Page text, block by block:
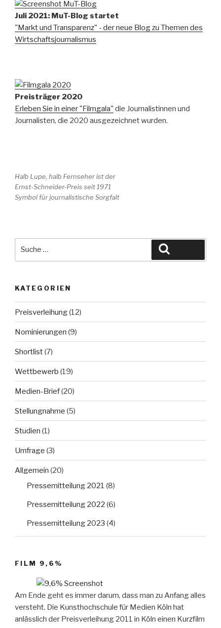
Juli 2021: MuT-Blog startet
"Markt und Transparenz" - der neue Blog zu Themen des
Wirtschaftsjournalismus
Preisträger 2020
Erleben Sie in einer "Filmgala" die Journalistinnen und
Journalisten, die 2020 ausgezeichnet wurden.
Halb Lupe, halb Fernseher ist der
Ernst-Schneider-Preis seit 1971
Symbol für journalistische Sorgfalt
KATEGORIEN
Preisverleihung(12)
Nominierungen (9)
Shortlist(7)
Wettbewerb (19)
Medien-Brief(20)
Stellungnahme (5)
Studien (1)
Umfrage (3)
Allgemein (20)
Pressemitteilung 2021 (8)
Pressemitteilung 2022 (6)
Pressemitteilung 2023 (4)
FILM 9,6%
Am Ende geht es immer darum, dass man zu Anfang alles
versteht. Die Kunsthochschule für Medien Köln hat
anlässlich der Preisverleihung 2011 in Köln einen Kurzfilm